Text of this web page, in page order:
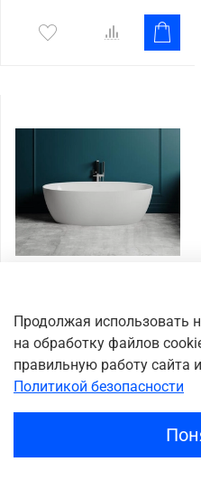
отдельностоящая
глянцевая 160х80 Salini
ALDA 101913G
230 000 ₽
Продолжая использовать
на обработку файлов
правильную работу сайта
Политикой безопасности